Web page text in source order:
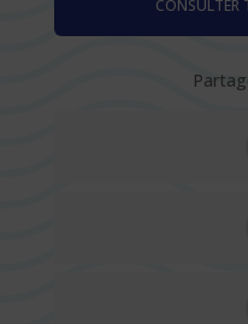
CONSULTER